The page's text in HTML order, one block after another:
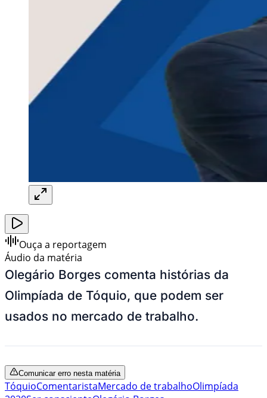
Ouça a reportagem
Áudio da matéria
Olegário Borges comenta histórias da
Olimpíada de Tóquio, que podem ser
usados no mercado de trabalho.
Comunicar erro nesta matéria
TóquioComentaristaMercado de trabalhoOlimpíada